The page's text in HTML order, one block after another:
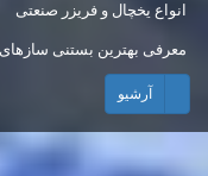
انواع یخچال و فریزر صنعتی
معرفی بهترین بستنی سازهای
بارسفت کن بستنی
آرشیو